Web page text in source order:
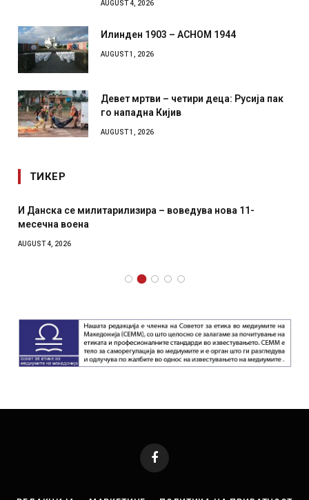
AUGUST 4, 2026
Илинден 1903 – АСНОМ 1944
AUGUST 1, 2026
Девет мртви – четири деца: Русија пак
го нападна Кијив
AUGUST 1, 2026
ТИКЕР
И Данска се милитарилизира – воведува нова 11-
месечна воена
AUGUST 4, 2026
Facebook